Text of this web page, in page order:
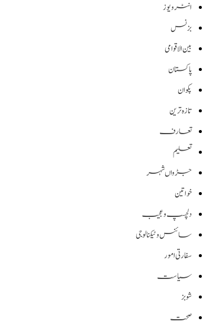
انٹرویوز
بزنس
بین الاقوامی
پاکستان
پکوان
تازہ ترین
تعارف
تعلیم
جڑواں شہر
خواتین
دلچسپ و عجیب
سائنس وٹیکنالوجی
سفارتی امور
سیاست
شوبز
صحت